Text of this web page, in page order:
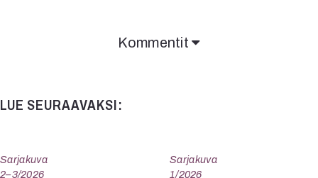
Kommentit
LUE SEURAAVAKSI:
Sarjakuva
2–3/2026
Sarjakuva
1/2026